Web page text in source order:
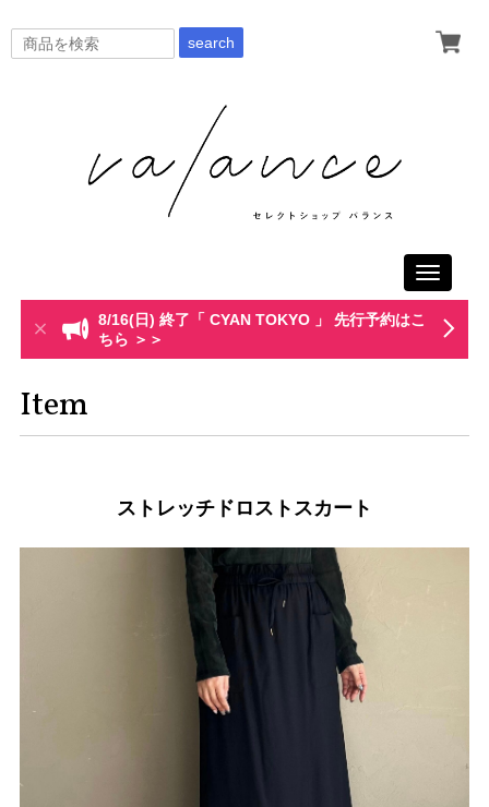
search
Toggle
8/16(日) 終了「 CYAN TOKYO 」 先行予約はこ
ちら ＞＞
Item
ストレッチドロストスカート